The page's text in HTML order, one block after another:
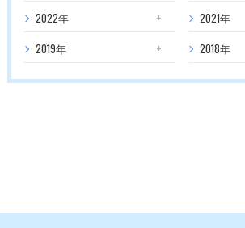
2022年
2021年
2019年
2018年